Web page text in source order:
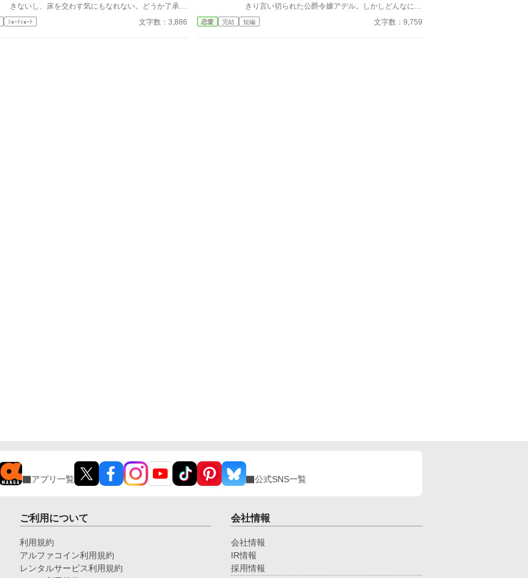
きないし、床を交わす気にもなれない。どうか了承し
てほしい」 結婚式の晩、新妻クロエが夫ロバートか
ら要求されたのは、お飾りの妻になることだった。
ｼｮｰﾄｼｮｰﾄ 文字数：3,886
きり言い切られた公爵令嬢アデル。しかしどんなに婚
約者としてないがしろにされても女性としての誇りを
傷つけられても彼女は平気だった。なぜなら大切な
恋愛 完結 短編 文字数：9,759
アプリ一覧 公式SNS一覧
ご利用について
利用規約
アルファコイン利用規約
レンタルサービス利用規約
会社情報
会社情報
IR情報
採用情報